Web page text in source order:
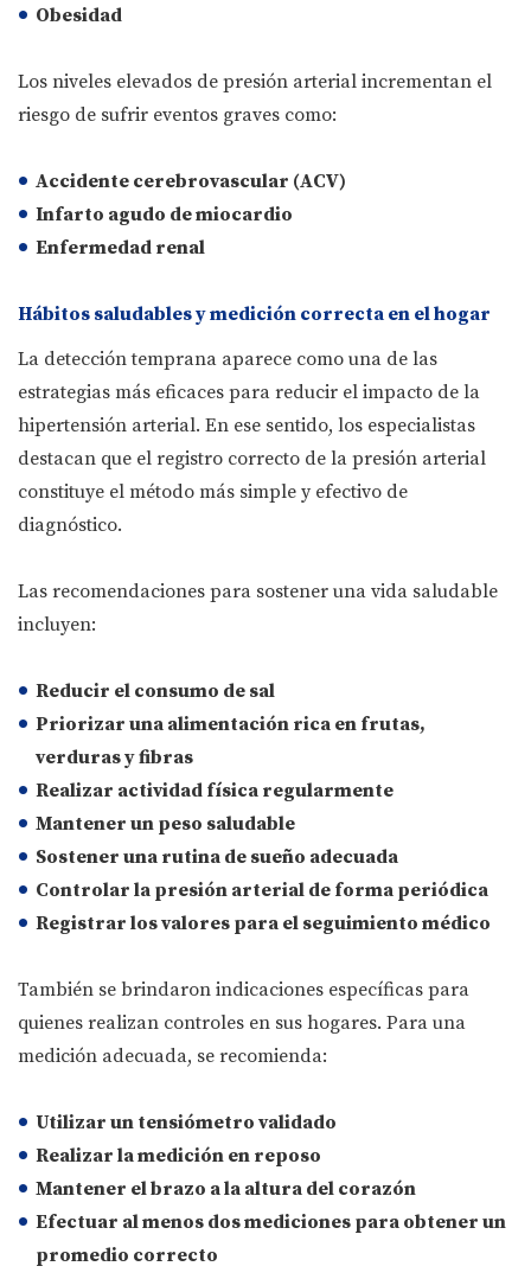
Obesidad
Los niveles elevados de presión arterial incrementan el
riesgo de sufrir eventos graves como:
Accidente cerebrovascular (ACV)
Infarto agudo de miocardio
Enfermedad renal
Hábitos saludables y medición correcta en el hogar
La detección temprana aparece como una de las
estrategias más eficaces para reducir el impacto de la
hipertensión arterial. En ese sentido, los especialistas
destacan que el registro correcto de la presión arterial
constituye el método más simple y efectivo de
diagnóstico.
Las recomendaciones para sostener una vida saludable
incluyen:
Reducir el consumo de sal
Priorizar una alimentación rica en frutas,
verduras y fibras
Realizar actividad física regularmente
Mantener un peso saludable
Sostener una rutina de sueño adecuada
Controlar la presión arterial de forma periódica
Registrar los valores para el seguimiento médico
También se brindaron indicaciones específicas para
quienes realizan controles en sus hogares. Para una
medición adecuada, se recomienda:
Utilizar un tensiómetro validado
Realizar la medición en reposo
Mantener elbrazo a la altura del corazón
Efectuar al menos dos mediciones para obtener un
promedio correcto